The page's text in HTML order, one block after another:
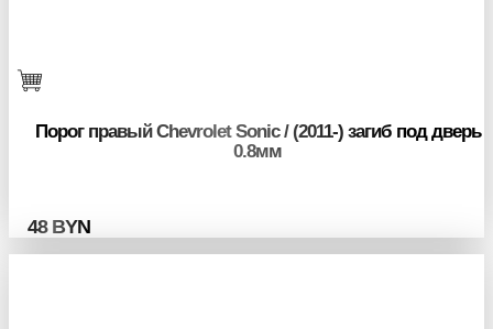
Порог правый Chevrolet Sonic / (2011-) загиб под дверь
0.8мм
48 BYN